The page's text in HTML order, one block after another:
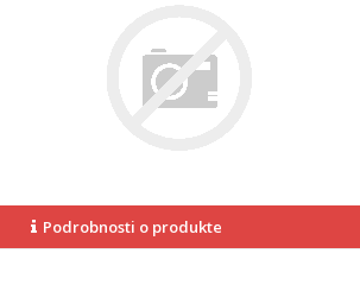
Podrobnosti o produkte